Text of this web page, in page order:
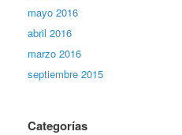
mayo 2016
abril 2016
marzo 2016
septiembre 2015
Categorías